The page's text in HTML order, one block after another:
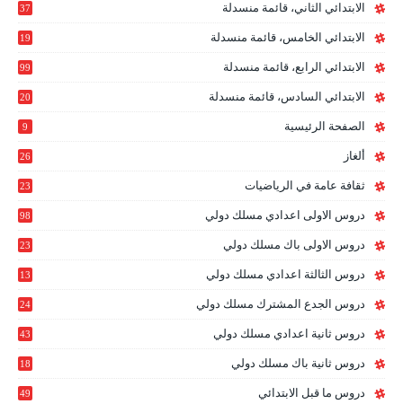
الابتدائي الثاني، قائمة منسدلة 37
الابتدائي الخامس، قائمة منسدلة
19
الابتدائي الرابع، قائمة منسدلة 99
الابتدائي السادس، قائمة منسدلة
20
الصفحة الرئيسية 9
ألغاز 26
ثقافة عامة في الرياضيات 23
دروس الاولى اعدادي مسلك دولي 98
دروس الاولى باك مسلك دولي
23
دروس الثالثة اعدادي مسلك دولي
13
دروس الجدع المشترك مسلك دولي
24
دروس ثانية اعدادي مسلك دولي 43
دروس ثانية باك مسلك دولي
18
دروس ما قبل الابتدائي 49